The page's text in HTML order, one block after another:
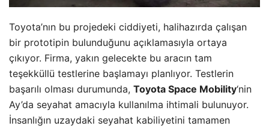
Toyota’nın bu projedeki ciddiyeti, halihazırda çalışan
bir prototipin bulunduğunu açıklamasıyla ortaya
çıkıyor. Firma, yakın gelecekte bu aracın tam
teşekküllü testlerine başlamayı planlıyor. Testlerin
başarılı olması durumunda, Toyota Space Mobility‘nin
Ay’da seyahat amacıyla kullanılma ihtimali bulunuyor.
İnsanlığın uzaydaki seyahat kabiliyetini tamamen